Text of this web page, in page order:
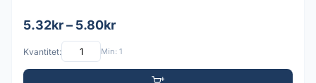
5.32kr – 5.80kr
Kvantitet: Min: 1